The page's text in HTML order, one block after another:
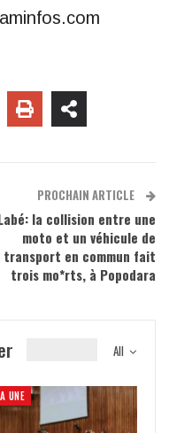
PROCHAIN ARTICLE
la collision entre une
moto et un véhicule de
transport en commun fait
trois mo*rts, à Popodara
All
UNE